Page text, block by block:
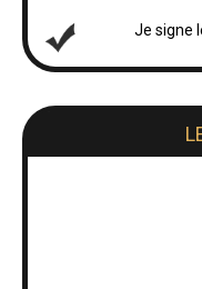
Je signe